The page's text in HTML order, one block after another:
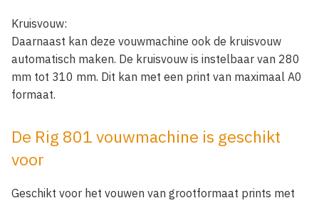
Kruisvouw:
Daarnaast kan deze vouwmachine ook de kruisvouw
automatisch maken. De kruisvouw is instelbaar van 280
mm tot 310 mm. Dit kan met een print van maximaal A0
formaat.
De Rig 801 vouwmachine is geschikt
voor
Geschikt voor het vouwen van grootformaat prints met